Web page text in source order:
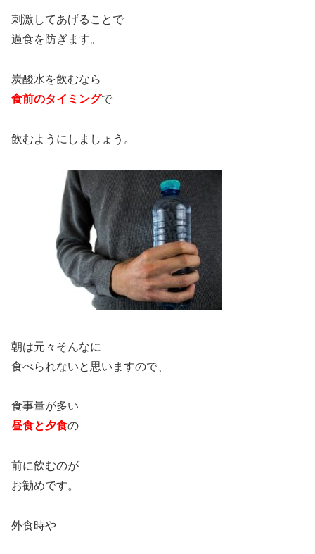
刺激してあげることで
過食を防ぎます。
炭酸水を飲むなら
食前のタイミングで
飲むようにしましょう。
朝は元々そんなに
食べられないと思いますので、
食事量が多い
昼食と夕食の
前に飲むのが
お勧めです。
外食時や